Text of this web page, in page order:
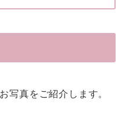
写真をご紹介します。